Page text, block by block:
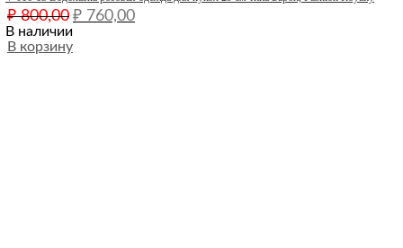
₽800,00 Первоначальная
составляла
₽ 760,00Текущая
В наличии
В корзину